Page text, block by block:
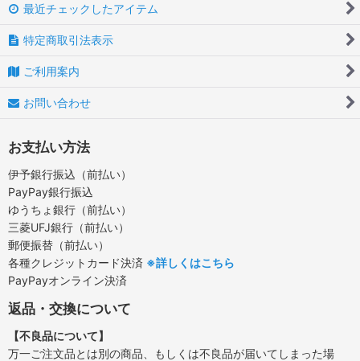
最近チェックしたアイテム
特定商取引法表示
ご利用案内
お問い合わせ
お支払い方法
伊予銀行振込（前払い）
PayPay銀行振込
ゆうちょ銀行（前払い）
三菱UFJ銀行（前払い）
郵便振替（前払い）
各種クレジットカード決済 ※詳しくはこちら
PayPayオンライン決済
返品・交換について
【不良品について】
万一ご注文品とは別の商品、もしくは不良品が届いてしまった場